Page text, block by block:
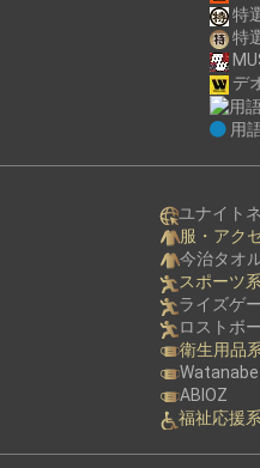
特
特
デ
用
ユナイト
服・アク
今治タオ
スポーツ
ライズゲ
ロストボ
衛生用品
Watanabe
ABIOZ
福祉応援